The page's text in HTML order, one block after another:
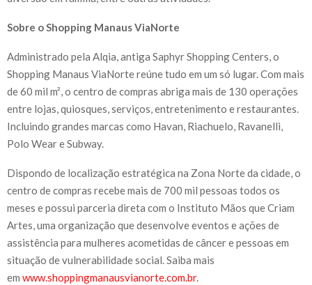
Sobre o Shopping Manaus ViaNorte
Administrado pela Alqia, antiga Saphyr Shopping Centers, o
Shopping Manaus ViaNorte reúne tudo em um só lugar. Com mais
de 60 mil m², o centro de compras abriga mais de 130 operações
entre lojas, quiosques, serviços, entretenimento e restaurantes.
Incluindo grandes marcas como Havan, Riachuelo, Ravanelli,
Polo Wear e Subway.
Dispondo de localização estratégica na Zona Norte da cidade, o
centro de compras recebe mais de 700 mil pessoas todos os
meses e possui parceria direta com o Instituto Mãos que Criam
Artes, uma organização que desenvolve eventos e ações de
assistência para mulheres acometidas de câncer e pessoas em
situação de vulnerabilidade social. Saiba mais
em www.shoppingmanausvianorte.com.br.